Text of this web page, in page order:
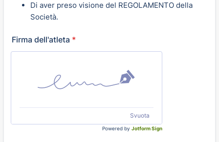
Di aver preso visione del REGOLAMENTO della
Società.
Firma dell'atleta *
Svuota
Powered by Jotform Sign